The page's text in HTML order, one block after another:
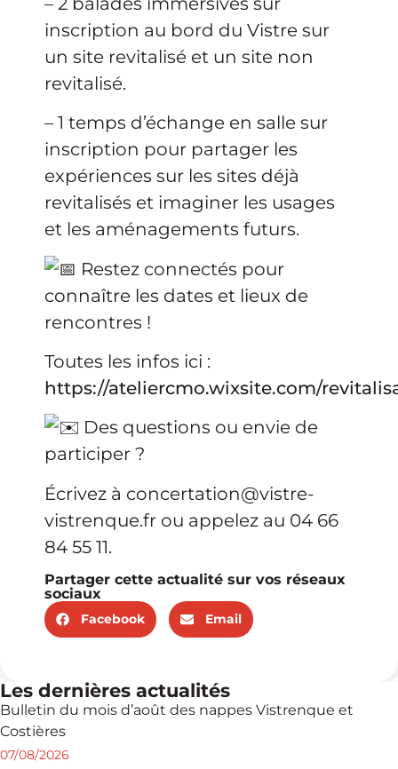
inscription au bord du Vistre sur
un site revitalisé et un site non
revitalisé.
– 1 temps d’échange en salle sur
inscription pour partager les
expériences sur les sites déjà
revitalisés et imaginer les usages
et les aménagements futurs.
Restez connectés pour
connaître les dates et lieux de
rencontres !
Toutes les infos ici :
https://ateliercmo.wixsite.com/
Des questions ou envie de
participer ?
Écrivez à concertation@vistre-
vistrenque.fr ou appelez au 04 66
84 55 11.
Partager cette actualité sur vos réseaux
sociaux
Facebook Email
Les dernières actualités
Bulletin du mois d’août des nappes Vistrenque et
Costières
07/08/2026